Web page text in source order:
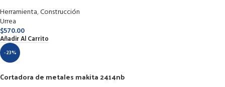
Herramienta,Construcción
Urrea
$570.00
Añadir Al Carrito
-23%
Cortadora de metales makita 2414nb